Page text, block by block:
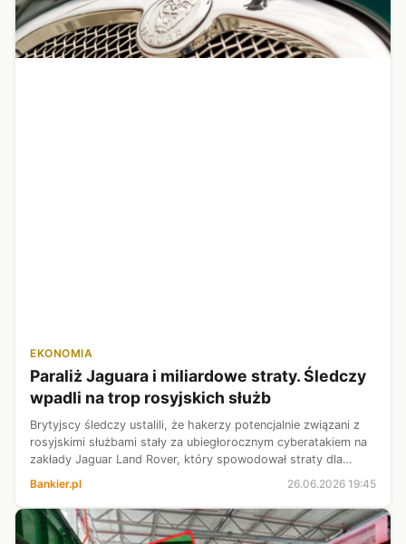
EKONOMIA
Paraliż Jaguara i miliardowe straty. Śledczy
wpadli na trop rosyjskich służb
Brytyjscy śledczy ustalili, że hakerzy potencjalnie związani z
rosyjskimi służbami stały za ubiegłorocznym cyberatakiem na
zakłady Jaguar Land Rover, który spowodował straty dla
gospodarki rzędu 2,5 mld dol. - podał w piątek „New York
Bankier.pl 26.06.2026 19:45